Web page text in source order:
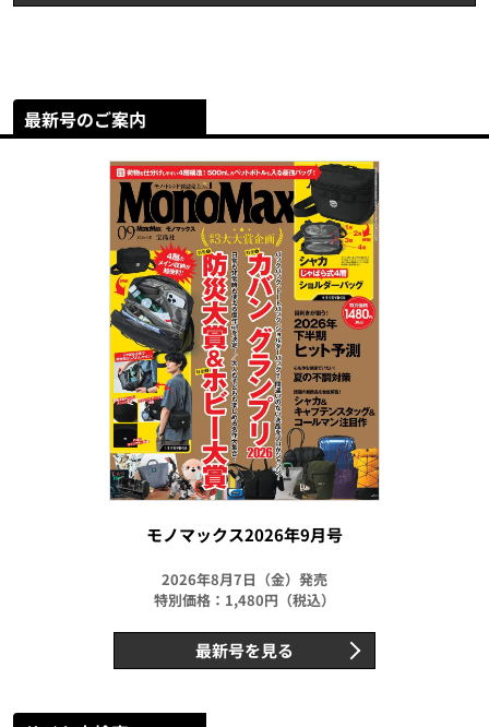
最新号のご案内
モノマックス2026年9月号
2026年8月7日（金）発売
特別価格：1,480円（税込）
最新号を見る